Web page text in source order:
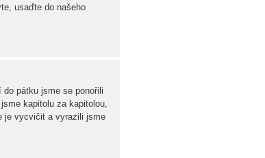
usaďte do našeho
pátku jsme se ponořili
kapitolu za kapitolou,
je vycvičit a vyrazili jsme